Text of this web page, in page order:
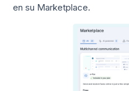
en su Marketplace.